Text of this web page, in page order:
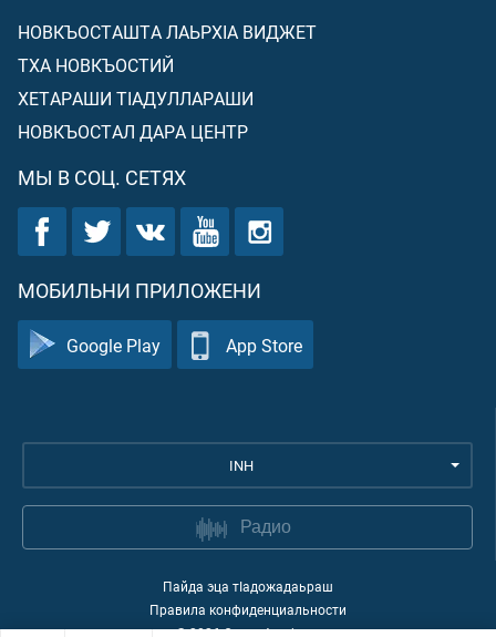
НОВКЪОСТАШТА ЛАЬРХIА ВИДЖЕТ
ТХА НОВКЪОСТИЙ
ХЕТАРАШИ ТIАДУЛЛАРАШИ
НОВКЪОСТАЛ ДАРА ЦЕНТР
МЫ В СОЦ. СЕТЯХ
МОБИЛЬНИ ПРИЛОЖЕНИ
Google Play App Store
INH
Радио
Пайда эца тIадожадаьраш
Правила конфиденциальности
©2026Quran Academy